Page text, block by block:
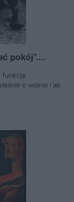
pokój”....
funkcję
o wojnie i jej